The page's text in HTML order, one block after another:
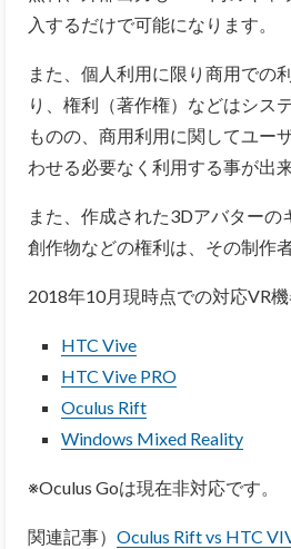
入するだけで可能になります。
また、個人利用に限り商用での
り、権利（著作権）などはシス
ものの、商用利用に関してユー
わせる必要なく利用する事が出来
また、作成された3Dアバターの
創作物などの権利は、その制作
2018年10月現時点での対応VR機
HTC Vive
HTC Vive PRO
Oculus Rift
Windows Mixed Reality
※Oculus Goは現在非対応です。
関連記事） Oculus Rift vs HTC